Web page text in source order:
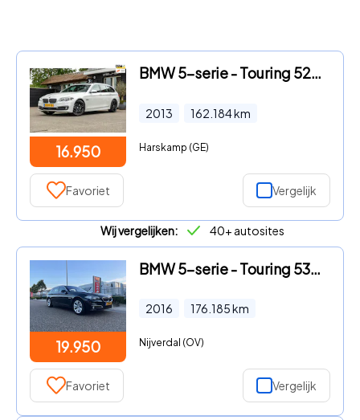
16.950
BMW 5-serie - Touring 528i High Executive Panoramadak I Soft Close I Adapt
2013 162.184km
Harskamp (GE)
Favoriet Vergelijk
Wij vergelijken: 40+ autosites
19.950
BMW 5-serie - Touring 535xd M Sport Edition | BMW Individual | PANO | Head
2016 176.185km
Nijverdal (OV)
Favoriet Vergelijk